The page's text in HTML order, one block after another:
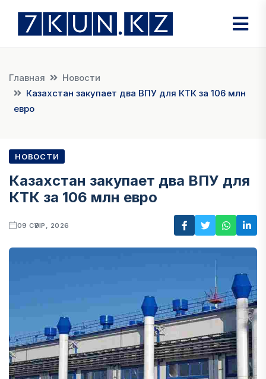
Главная
Новости
Казахстан закупает два ВПУ для КТК за 106 млн
евро
НОВОСТИ
Казахстан закупает два ВПУ для
КТК за 106 млн евро
09 СӘУІР, 2026